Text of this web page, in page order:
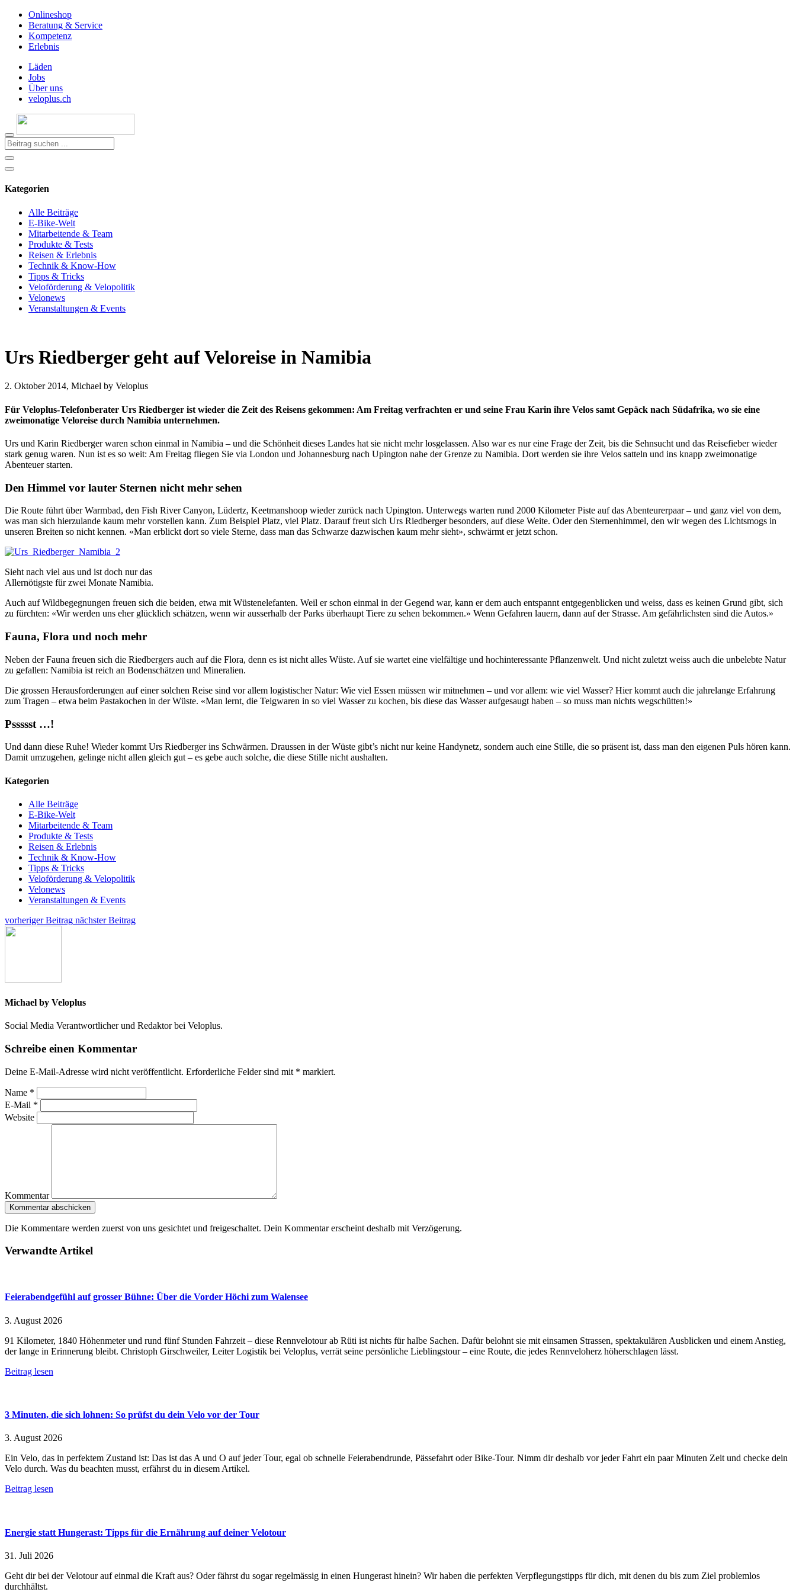
Onlineshop
Beratung & Service
Kompetenz
Erlebnis
Läden
Jobs
Über uns
veloplus.ch
Kategorien
Alle Beiträge
E-Bike-Welt
Mitarbeitende & Team
Produkte & Tests
Reisen & Erlebnis
Technik & Know-How
Tipps & Tricks
Veloförderung & Velopolitik
Velonews
Veranstaltungen & Events
Urs Riedberger geht auf Veloreise in Namibia
2. Oktober 2014, Michael by Veloplus
Für Veloplus-Telefonberater Urs Riedberger ist wieder die Zeit des Reisens gekommen: Am Freitag verfrachten er und seine Frau Karin ihre Velos samt Gepäck nach Südafrika, wo sie eine
zweimonatige Veloreise durch Namibia unternehmen.
Urs und Karin Riedberger waren schon einmal in Namibia – und die Schönheit dieses Landes hat sie nicht mehr losgelassen. Also war es nur eine Frage der Zeit, bis die Sehnsucht und das Reisefieber wieder
stark genug waren. Nun ist es so weit: Am Freitag fliegen Sie via London und Johannesburg nach Upington nahe der Grenze zu Namibia. Dort werden sie ihre Velos satteln und ins knapp zweimonatige
Abenteuer starten.
Den Himmel vor lauter Sternen nicht mehr sehen
Die Route führt über Warmbad, den Fish River Canyon, Lüdertz, Keetmanshoop wieder zurück nach Upington. Unterwegs warten rund 2000 Kilometer Piste auf das Abenteurerpaar – und ganz viel von dem,
was man sich hierzulande kaum mehr vorstellen kann. Zum Beispiel Platz, viel Platz. Darauf freut sich Urs Riedberger besonders, auf diese Weite. Oder den Sternenhimmel, den wir wegen des Lichtsmogs in
unseren Breiten so nicht kennen. «Man erblickt dort so viele Sterne, dass man das Schwarze dazwischen kaum mehr sieht», schwärmt er jetzt schon.
Sieht nach viel aus und ist doch nur das
Allernötigste für zwei Monate Namibia.
Auch auf Wildbegegnungen freuen sich die beiden, etwa mit Wüstenelefanten. Weil er schon einmal in der Gegend war, kann er dem auch entspannt entgegenblicken und weiss, dass es keinen Grund gibt, sich
zu fürchten: «Wir werden uns eher glücklich schätzen, wenn wir ausserhalb der Parks überhaupt Tiere zu sehen bekommen.» Wenn Gefahren lauern, dann auf der Strasse. Am gefährlichsten sind die Autos.»
Fauna, Flora und noch mehr
Neben der Fauna freuen sich die Riedbergers auch auf die Flora, denn es ist nicht alles Wüste. Auf sie wartet eine vielfältige und hochinteressante Pflanzenwelt. Und nicht zuletzt weiss auch die unbelebte Natur
zu gefallen: Namibia ist reich an Bodenschätzen und Mineralien.
Die grossen Herausforderungen auf einer solchen Reise sind vor allem logistischer Natur: Wie viel Essen müssen wir mitnehmen – und vor allem: wie viel Wasser? Hier kommt auch die jahrelange Erfahrung
zum Tragen – etwa beim Pastakochen in der Wüste. «Man lernt, die Teigwaren in so viel Wasser zu kochen, bis diese das Wasser aufgesaugt haben – so muss man nichts wegschütten!»
Pssssst …!
Und dann diese Ruhe! Wieder kommt Urs Riedberger ins Schwärmen. Draussen in der Wüste gibt’s nicht nur keine Handynetz, sondern auch eine Stille, die so präsent ist, dass man den eigenen Puls hören kann.
Damit umzugehen, gelinge nicht allen gleich gut – es gebe auch solche, die diese Stille nicht aushalten.
Kategorien
Alle Beiträge
E-Bike-Welt
Mitarbeitende & Team
Produkte & Tests
Reisen & Erlebnis
Technik & Know-How
Tipps & Tricks
Veloförderung & Velopolitik
Velonews
Veranstaltungen & Events
vorheriger Beitrag nächster Beitrag
Michael by Veloplus
Social Media Verantwortlicher und Redaktor bei Veloplus.
Schreibe einen Kommentar
Deine E-Mail-Adresse wird nicht veröffentlicht. Erforderliche Felder sind mit * markiert.
Name *
E-Mail *
Website
Kommentar
Die Kommentare werden zuerst von uns gesichtet und freigeschaltet. Dein Kommentar erscheint deshalb mit Verzögerung.
Verwandte Artikel
Feierabendgefühl auf grosser Bühne: Über die Vorder Höchi zum Walensee
3. August 2026
91 Kilometer, 1840 Höhenmeter und rund fünf Stunden Fahrzeit – diese Rennvelotour ab Rüti ist nichts für halbe Sachen. Dafür belohnt sie mit einsamen Strassen, spektakulären Ausblicken und einem Anstieg,
der lange in Erinnerung bleibt. Christoph Girschweiler, Leiter Logistik bei Veloplus, verrät seine persönliche Lieblingstour – eine Route, die jedes Rennveloherz höherschlagen lässt.
Beitrag lesen
3 Minuten, die sich lohnen: So prüfst du dein Velo vor der Tour
3. August 2026
Ein Velo, das in perfektem Zustand ist: Das ist das A und O auf jeder Tour, egal ob schnelle Feierabendrunde, Pässefahrt oder Bike-Tour. Nimm dir deshalb vor jeder Fahrt ein paar Minuten Zeit und checke dein
Velo durch. Was du beachten musst, erfährst du in diesem Artikel.
Beitrag lesen
Energie statt Hungerast: Tipps für die Ernährung auf deiner Velotour
31. Juli 2026
Geht dir bei der Velotour auf einmal die Kraft aus? Oder fährst du sogar regelmässig in einen Hungerast hinein? Wir haben die perfekten Verpflegungstipps für dich, mit denen du bis zum Ziel problemlos
durchhältst.